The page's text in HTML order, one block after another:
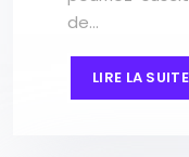
de…
LIRE LA SUITE